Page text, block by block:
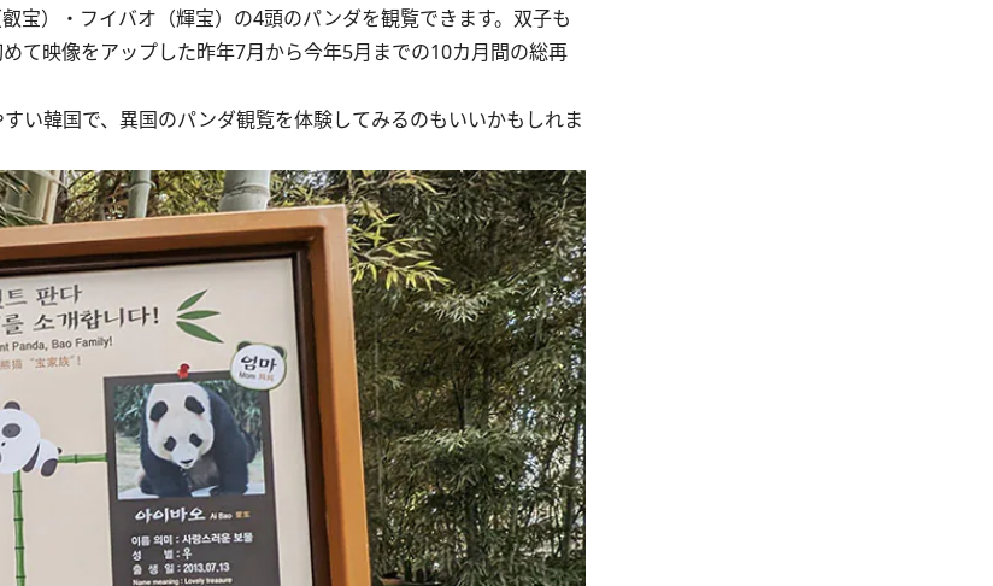
宝）・フイバオ（輝宝）の4頭のパンダを観覧できます。双子も
て映像をアップした昨年7月から今年5月までの10カ月間の総再
い韓国で、異国のパンダ観覧を体験してみるのもいいかもしれま